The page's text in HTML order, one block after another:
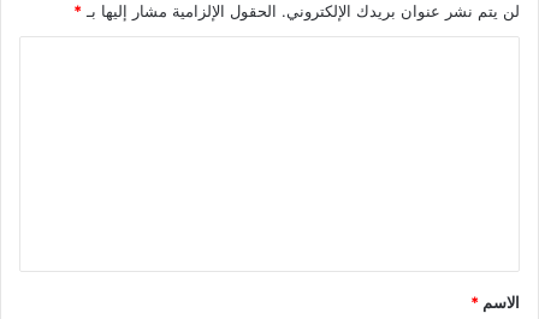
لن يتم نشر عنوان بريدك الإلكتروني. الحقول الإلزامية مشار إليها بـ *
ق
*
الاسم *